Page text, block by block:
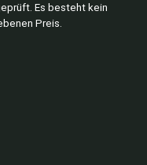
Es besteht kein
Preis.